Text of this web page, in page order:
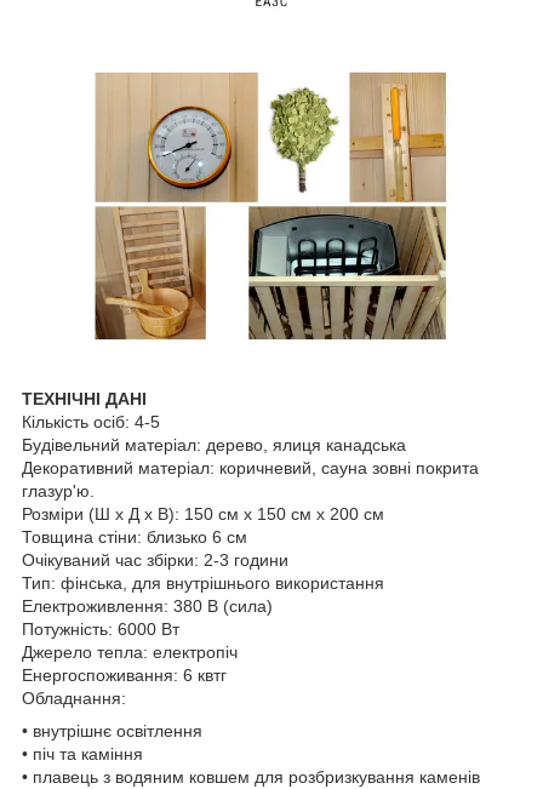
ТЕХНІЧНІ ДАНІ
Кількість осіб: 4-5
Будівельний матеріал: дерево, ялиця канадська
Декоративний матеріал: коричневий, сауна зовні покрита
глазур'ю.
Розміри (Ш х Д х В): 150 см х 150 см х 200 см
Товщина стіни: близько 6 см
Очікуваний час збірки: 2-3 години
Тип: фінська, для внутрішнього використання
Електроживлення: 380 В (сила)
Потужність: 6000 Вт
Джерело тепла: електропіч
Енергоспоживання: 6 квтг
Обладнання:
• внутрішнє освітлення
• піч та каміння
• плавець з водяним ковшем для розбризкування каменів